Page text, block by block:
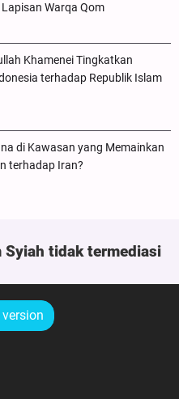
Warqa Qom
Khamenei Tingkatkan
terhadap Republik Islam
di Kawasan yang Memainkan
terhadap Iran?
Syiah tidak termediasi